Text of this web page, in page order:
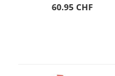
60.95 CHF